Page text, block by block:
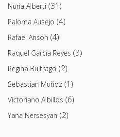
Nuria Alberti (31)
Paloma Ausejo (4)
Rafael Ansón (4)
Raquel García Reyes (3)
Regina Buitrago (2)
Sebastian Muñoz (1)
Victoriano Albillos (6)
Yana Nersesyan (2)